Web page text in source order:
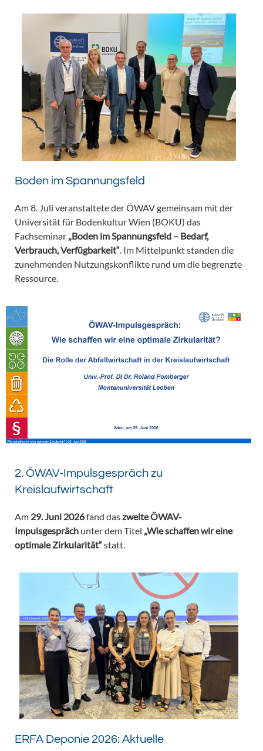
Boden im Spannungsfeld
Am 8. Juli veranstaltete der ÖWAV gemeinsam mit der
Universität für Bodenkultur Wien (BOKU) das
Fachseminar „Boden im Spannungsfeld – Bedarf,
Verbrauch, Verfügbarkeit“ . Im Mittelpunkt standen die
zunehmenden Nutzungskonflikte rund um die begrenzte
Ressource.
2. ÖWAV-Impulsgespräch zu
Kreislaufwirtschaft
Am 29. Juni 2026fand daszweite ÖWAV-
Impulsgespräch unter dem Titel „Wie schaffen wir eine
optimale Zirkularität“statt.
ERFA Deponie 2026: Aktuelle